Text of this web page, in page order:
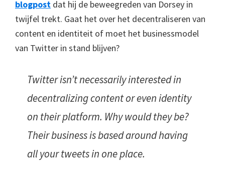
blogpost dat hij de beweegreden van Dorsey in
twijfel trekt. Gaat het over het decentraliseren van
content en identiteit of moet het businessmodel
van Twitter in stand blijven?
Twitter isn’t necessarily interested in
decentralizing content or even identity
on their platform. Why would they be?
Their business is based around having
all your tweets in one place.